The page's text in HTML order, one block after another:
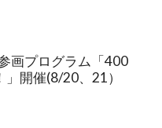
画プログラム「400
開催(8/20、21）